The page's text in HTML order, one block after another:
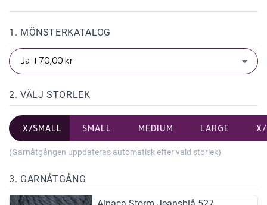
1. MÖNSTERKATALOG
2. VÄLJ STORLEK
X/SMALL SMALL MEDIUM LARGE
(Garnåtgången uppdateras automatisk efter vald storlek)
3. GARNÅTGÅNG